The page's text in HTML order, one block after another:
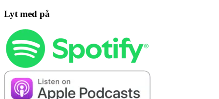
Lyt med på